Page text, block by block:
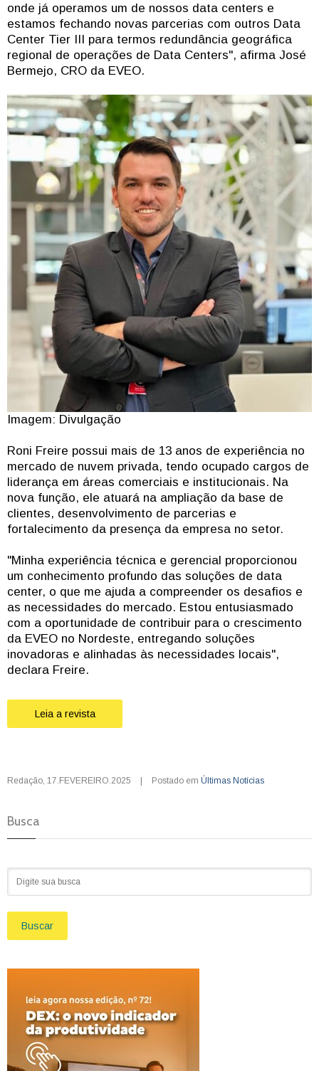
onde já operamos um de nossos data centers e
estamos fechando novas parcerias com outros Data
Center Tier III para termos redundância geográfica
regional de operações de Data Centers", afirma José
Bermejo, CRO da EVEO.
Imagem: Divulgação
Roni Freire possui mais de 13 anos de experiência no
mercado de nuvem privada, tendo ocupado cargos de
liderança em áreas comerciais e institucionais. Na
nova função, ele atuará na ampliação da base de
clientes, desenvolvimento de parcerias e
fortalecimento da presença da empresa no setor.
"Minha experiência técnica e gerencial proporcionou
um conhecimento profundo das soluções de data
center, o que me ajuda a compreender os desafios e
as necessidades do mercado. Estou entusiasmado
com a oportunidade de contribuir para o crescimento
da EVEO no Nordeste, entregando soluções
inovadoras e alinhadas às necessidades locais",
declara Freire.
Leia a revista
Redação, 17.FEVEREIRO.2025 Postado em Últimas Notícias
Busca
Buscar